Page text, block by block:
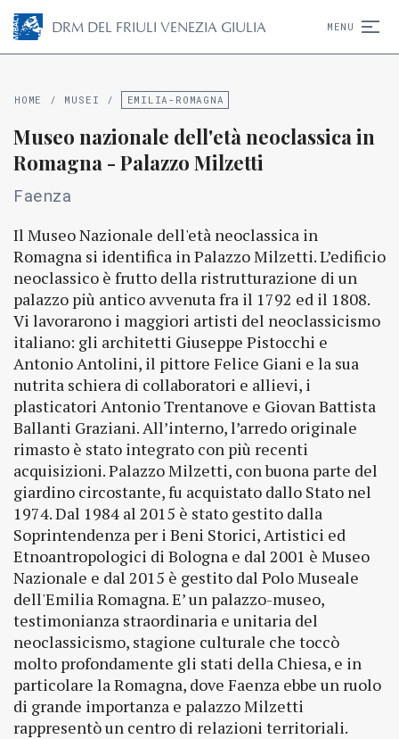
DRM DEL FRIULI VENEZIA GIULIA MENU
HOME / MUSEI / EMILIA-ROMAGNA
Museo nazionale dell'età neoclassica in
Romagna - Palazzo Milzetti
Faenza
Il Museo Nazionale dell'età neoclassica in
Romagna si identifica in Palazzo Milzetti. L’edificio
neoclassico è frutto della ristrutturazione di un
palazzo più antico avvenuta fra il 1792 ed il 1808.
Vi lavorarono i maggiori artisti del neoclassicismo
italiano: gli architetti Giuseppe Pistocchi e
Antonio Antolini, il pittore Felice Giani e la sua
nutrita schiera di collaboratori e allievi, i
plasticatori Antonio Trentanove e Giovan Battista
Ballanti Graziani. All’interno, l’arredo originale
rimasto è stato integrato con più recenti
acquisizioni. Palazzo Milzetti, con buona parte del
giardino circostante, fu acquistato dallo Stato nel
1974. Dal 1984 al 2015 è stato gestito dalla
Soprintendenza per i Beni Storici, Artistici ed
Etnoantropologici di Bologna e dal 2001 è Museo
Nazionale e dal 2015 è gestito dal Polo Museale
dell'Emilia Romagna. E’ un palazzo-museo,
testimonianza straordinaria e unitaria del
neoclassicismo, stagione culturale che toccò
molto profondamente gli stati della Chiesa, e in
particolare la Romagna, dove Faenza ebbe un ruolo
di grande importanza e palazzo Milzetti
rappresentò un centro di relazioni territoriali.